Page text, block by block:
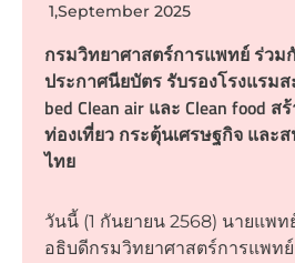
1,September 2025
กรมวิทยาศาสตร์การแพทย์ ร่ว
ประกาศนียบัตร รับรองโรงแรมส
bed Clean air และ Clean food
ท่องเที่ยว กระตุ้นเศรษฐกิจ และ
ไทย
วันนี้ (1 กันยายน 2568) นายแพ
อธิบดีกรมวิทยาศาสตร์การแพท